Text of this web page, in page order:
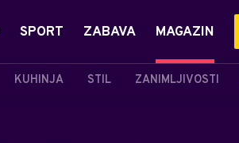
SPORT ZABAVA MAGAZIN
KUHINJA STIL ZANIMLJIVOSTI